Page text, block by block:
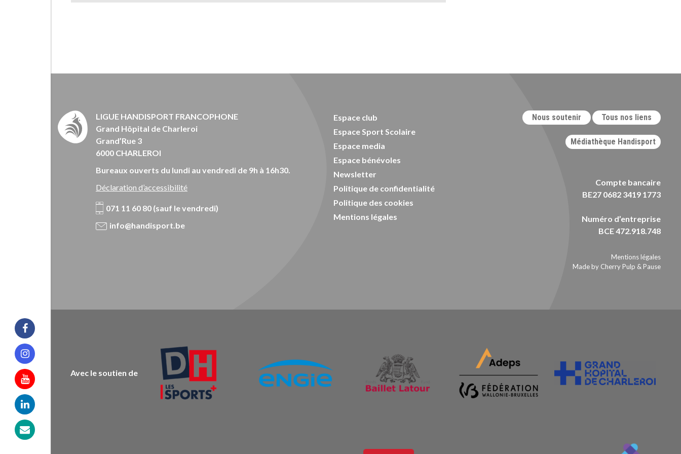
Facebook
Instagram
Youtube
Linkedin
LIGUE HANDISPORT FRANCOPHONE
Grand Hôpital de Charleroi
Grand’Rue 3
6000 CHARLEROI
Bureaux ouverts du lundi au vendredi de 9h à 16h30.
Déclaration d’accessibilité
071 11 60 80 (sauf le vendredi)
info@handisport.be
Espace club
Espace Sport Scolaire
Espace media
Espace bénévoles
Newsletter
Politique de confidentialité
Politique des cookies
Mentions légales
Nous soutenir Tous nos liens
Médiathèque Handisport
Compte bancaire
BE27 0682 3419 1773
Numéro d’entreprise
BCE 472.918.748
Mentions légales
Made by Cherry Pulp & Pause
Avec le soutien de